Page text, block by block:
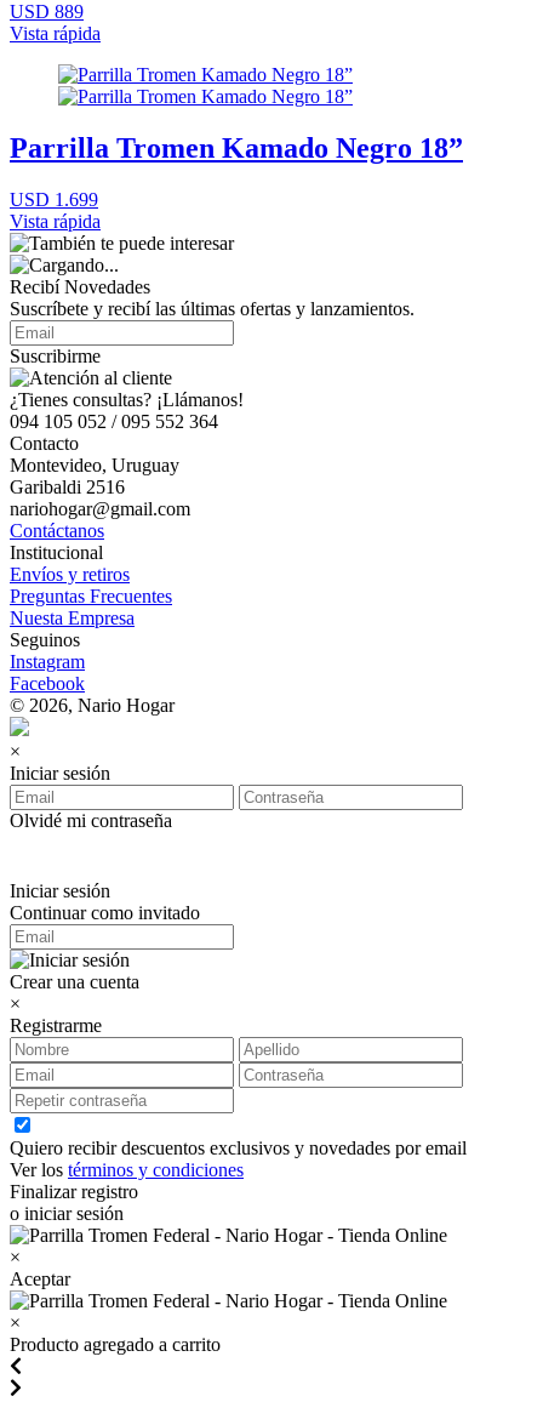
USD 889
Vista rápida
Parrilla Tromen Kamado Negro 18”
USD 1.699
Vista rápida
Recibí Novedades
Suscríbete y recibí las últimas ofertas y lanzamientos.
Suscribirme
¿Tienes consultas? ¡Llámanos!
094 105 052 / 095 552 364
Contacto
Montevideo, Uruguay
Garibaldi 2516
nariohogar@gmail.com
Contáctanos
Institucional
Envíos y retiros
Preguntas Frecuentes
Nuesta Empresa
Seguinos
Instagram
Facebook
© 2026, Nario Hogar
×
Iniciar sesión
Olvidé mi contraseña
Iniciar sesión
Continuar como invitado
Crear una cuenta
×
Registrarme
Quiero recibir descuentos exclusivos y novedades por email
Ver los términos y condiciones
Finalizar registro
o iniciar sesión
×
Aceptar
×
Producto agregado a carrito